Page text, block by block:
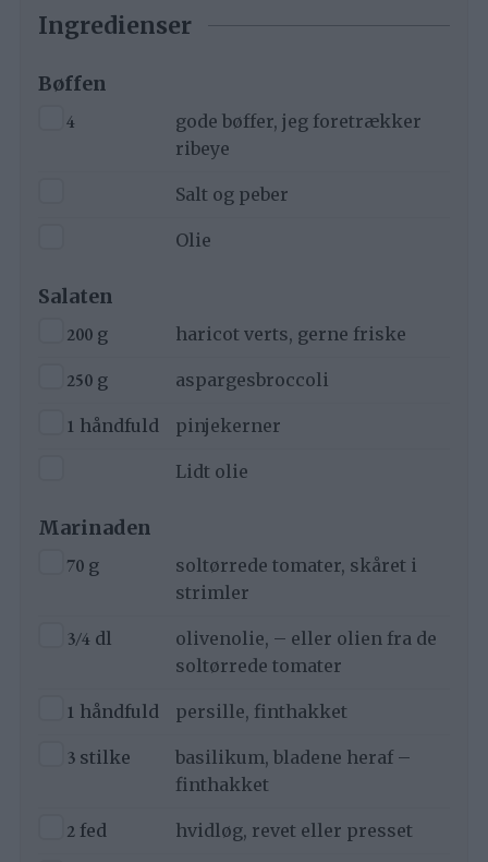
Ingredienser
Bøffen
▢
4
gode bøffer, jeg foretrækker
ribeye
Salt og peber
Olie
Salaten
▢
200 g
haricot verts, gerne friske
▢
250 g
aspargesbroccoli
▢
1 håndfuld
pinjekerner
Lidt olie
Marinaden
▢
70 g
soltørrede tomater, skåret i
strimler
▢
3/4 dl
olivenolie, – eller olien fra de
soltørrede tomater
▢
1 håndfuld
persille, finthakket
▢
3 stilke
basilikum, bladene heraf –
finthakket
▢
2 fed
hvidløg, revet eller presset